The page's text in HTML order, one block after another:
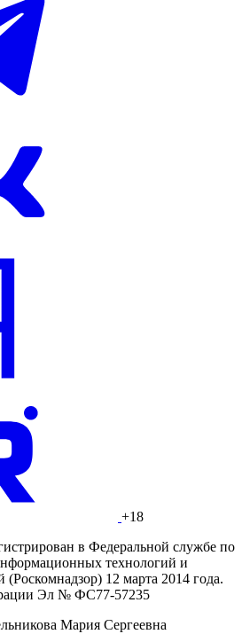
+18
в Федеральной службе по
технологий и
12 марта 2014 года.
Эл № ФС77-57235
Мария Сергеевна